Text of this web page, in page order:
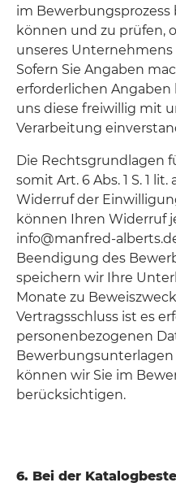
im
können und zu prüfen,
unseres
Sofern Sie Angaben
erforderlichen Angaben
uns diese freiwillig mit
Verarbeitung
Die Rechtsgrundlagen
somit Art. 6 Abs. 1 S. 1
Widerruf der
können Ihren Widerruf
info@manfred-
Beendigung des
speichern wir Ihre
Monate zu
Vertragsschluss ist es
personenbezogenen
können wir Sie im
berücksichtigen.
6. Bei der